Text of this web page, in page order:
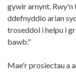
gywir arnynt. Rwy'n
ddefnyddio arian
troseddol i helpu i
bawb."
Mae'r prosiectau a